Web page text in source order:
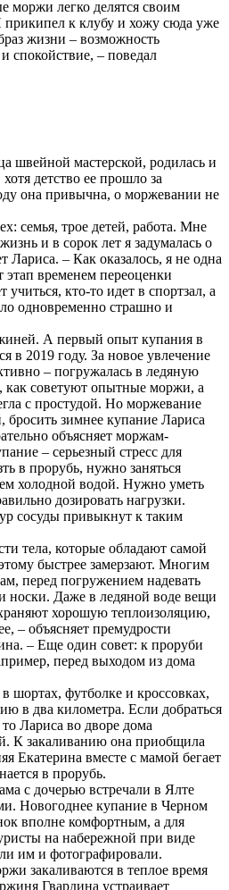
моржи легко делятся своим
к клубу и хожу сюда уже
жизни – возможность
спокойствие, – поведал
швейной мастерской, родилась и
детство ее прошло за
она привычна, о моржевании не
семья, трое детей, работа. Мне
и в сорок лет я задумалась о
Лариса. – Как оказалось, я не одна
временем переоценки
учиться, кто-то идет в спортзал, а
одновременно страшно и
А первый опыт купания в
в 2019 году. За новое увлечение
– погружалась в ледяную
как советуют опытные моржи, а
с простудой. Но моржевание
бросить зимнее купание Лариса
объясняет моржам-
– серьезный стресс для
в прорубь, нужно заняться
холодной водой. Нужно уметь
дозировать нагрузки.
сосуды привыкнут к таким
тела, которые обладают самой
быстрее замерзают. Многим
перед погружением надевать
носки. Даже в ледяной воде вещи
хорошую теплоизоляцию,
– объясняет премудрости
– Еще один совет: к проруби
перед выходом из дома
шортах, футболке и кроссовках,
в два километра. Если добраться
Лариса во дворе дома
К закаливанию она приобщила
Екатерина вместе с мамой бегает
в прорубь.
с дочерью встречали в Ялте
Новогоднее купание в Черном
вполне комфортным, а для
на набережной при виде
им и фотографировали.
закаливаются в теплое время
Гвардина устраивает